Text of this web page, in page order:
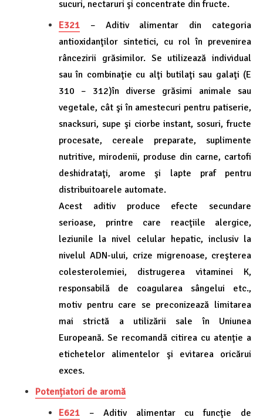
sucuri, nectaruri şi concentrate din fructe.
E321 – Aditiv alimentar din categoria
antioxidanţilor sintetici, cu rol în prevenirea
râncezirii grăsimilor. Se utilizează individual
sau în combinaţie cu alţi butilaţi sau galaţi (E
310 – 312)în diverse grăsimi animale sau
vegetale, cât şi în amestecuri pentru patiserie,
snacksuri, supe şi ciorbe instant, sosuri, fructe
procesate, cereale preparate, suplimente
nutritive, mirodenii, produse din carne, cartofi
deshidrataţi, arome şi lapte praf pentru
distribuitoarele automate.
Acest aditiv produce efecte secundare
serioase, printre care reacţiile alergice,
leziunile la nivel celular hepatic, inclusiv la
nivelul ADN-ului, crize migrenoase, creşterea
colesterolemiei, distrugerea vitaminei K,
responsabilă de coagularea sângelui etc.,
motiv pentru care se preconizează limitarea
mai strictă a utilizării sale în Uniunea
Europeană. Se recomandă citirea cu atenţie a
etichetelor alimentelor şi evitarea oricărui
exces.
Potențiatori de aromă
E621 – Aditiv alimentar cu funcţie de